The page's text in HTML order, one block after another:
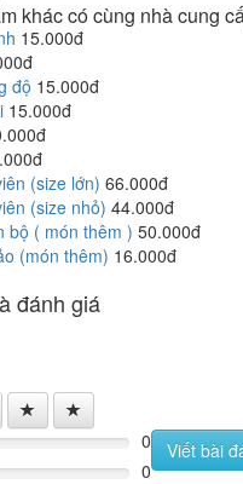
khác có cùng nhà cung
15.000đ
độ 15.000đ
15.000đ
(size lớn) 66.000đ
(size nhỏ) 44.000đ
bộ ( món thêm ) 50.000đ
(món thêm) 16.000đ
đánh giá
0
0
Viết bài